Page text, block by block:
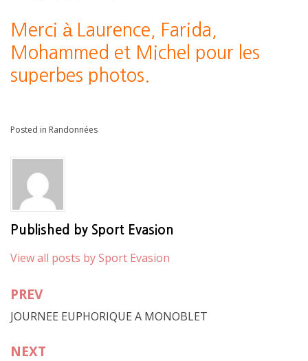
Merci à Laurence, Farida,
Mohammed et Michel pour les
superbes photos.
Posted in Randonnées
Published by Sport Evasion
View all posts by Sport Evasion
Navigation
de
l’article
PREV
JOURNEE EUPHORIQUE A MONOBLET
NEXT